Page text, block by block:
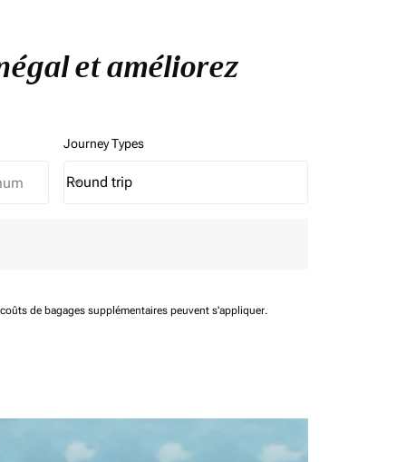
et améliorez
Journey Types
Journey Types option Round trip Selected
Round trip
keyboard_arrow_down
de bagages supplémentaires peuvent s'appliquer.